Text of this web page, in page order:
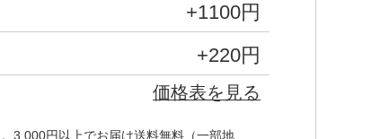
+1100円
+220円
価格表を見る
3,000円以上でお届け送料無料（一部地